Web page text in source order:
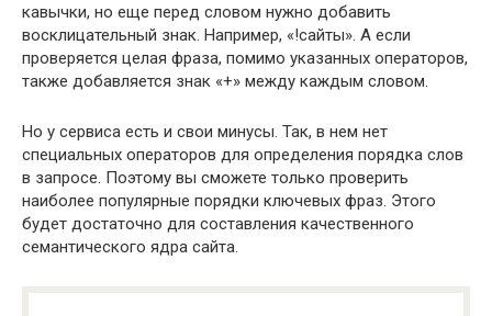
кавычки, но еще перед словом нужно добавить
восклицательный знак. Например, «!сайты». А если
проверяется целая фраза, помимо указанных операторов,
также добавляется знак «+» между каждым словом.
Но у сервиса есть и свои минусы. Так, в нем нет
специальных операторов для определения порядка слов
в запросе. Поэтому вы сможете только проверить
наиболее популярные порядки ключевых фраз. Этого
будет достаточно для составления качественного
семантического ядра сайта.